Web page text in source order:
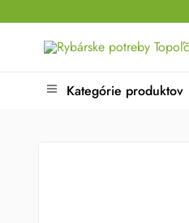
Kategórie produktov